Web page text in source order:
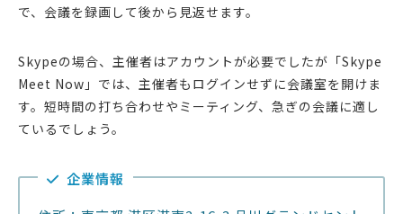
で、会議を録画して後から見返せます。
Skypeの場合、主催者はアカウントが必要でしたが「Skype
Meet Now」では、主催者もログインせずに会議室を開けま
す。短時間の打ち合わせやミーティング、急ぎの会議に適し
ているでしょう。
企業情報